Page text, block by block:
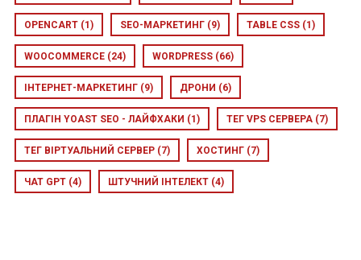
OPENCART (1) SEO-МАРКЕТИНГ (9) TABLE CSS (1)
WOOCOMMERCE (24) WORDPRESS (66)
ІНТЕРНЕТ-МАРКЕТИНГ (9) ДРОНИ (6)
ПЛАГІН YOAST SEO - ЛАЙФХАКИ (1) ТЕГ VPS СЕРВЕРА (7)
ТЕГ ВІРТУАЛЬНИЙ СЕРВЕР (7) ХОСТИНГ (7)
ЧАТ GPT (4) ШТУЧНИЙ ІНТЕЛЕКТ (4)